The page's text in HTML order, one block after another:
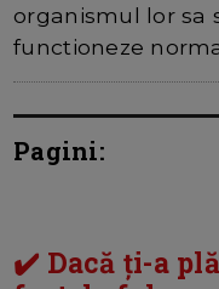
organismul lor sa
functioneze
Pagini:
✔️ Dacă ți-a